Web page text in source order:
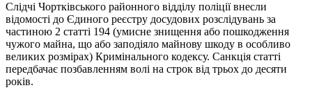
Слідчі Чортківського районного відділу поліції внесли
відомості до Єдиного реєстру досудових розслідувань за
частиною 2 статті 194 (умисне знищення або пошкодження
чужого майна, що або заподіяло майнову шкоду в особливо
великих розмірах) Кримінального кодексу. Санкція статті
передбачає позбавленням волі на строк від трьох до десяти
років.